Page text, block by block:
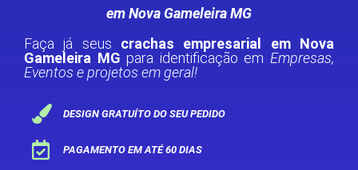
em Nova Gameleira MG
Faça já seus crachas empresarial em Nova
Gameleira MG para identificação em Empresas,
Eventos e projetos em geral!
DESIGN GRATUÍTO DO SEU PEDIDO
PAGAMENTO EM ATÉ 60 DIAS